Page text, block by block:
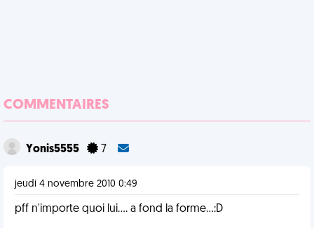
COMMENTAIRES
Yonis5555 7
jeudi 4 novembre 2010 0:49
pff n'importe quoi lui.... a fond la forme...:D